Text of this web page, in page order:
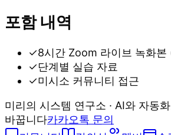
포함 내역
✓8시간 Zoom 라이브 녹화본
✓단계별 실습 자료
✓미시소 커뮤니티 접근
미리의 시스템 연구소 · AI와 자동
바꿉니다카카오톡 문의